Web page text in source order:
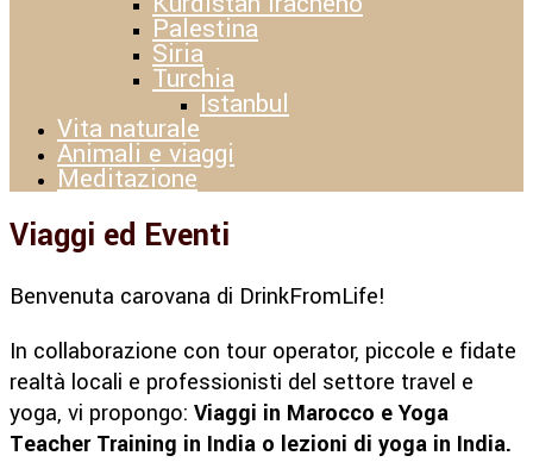
Palestina
Siria
Turchia
Istanbul
Vita naturale
Animali e viaggi
Meditazione
Viaggi ed Eventi
Benvenuta carovana di DrinkFromLife!
In collaborazione con tour operator, piccole e fidate
realtà locali e professionisti del settore travel e
yoga, vi propongo: Viaggi in Marocco e Yoga
Teacher Training in India o lezioni di yoga in India.